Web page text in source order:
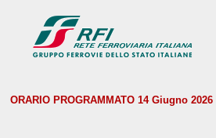
ORARIO PROGRAMMATO 14 Giugno